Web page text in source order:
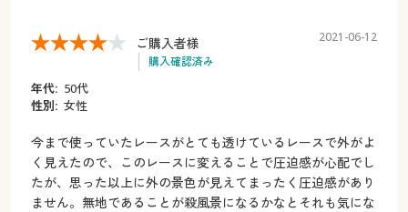
ご購入者様
購入確認済み
2021-06-12
年代: 50代
性別: 女性
今まで使っていたレースがとても透けているレースで外がよ
く見えたので、このレースに変えることで圧迫感が心配でし
たが、思った以上に外の景色が見えてまったく圧迫感があり
ません。無地であることが殺風景になるかなとそれも気にな